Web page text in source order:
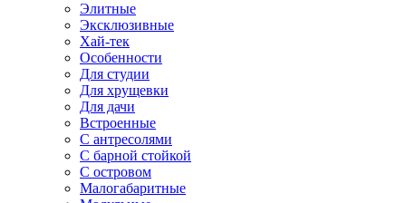
Элитные
Эксклюзивные
Хай-тек
Особенности
Для студии
Для хрущевки
Для дачи
Встроенные
С антресолями
С барной стойкой
С островом
Малогабаритные